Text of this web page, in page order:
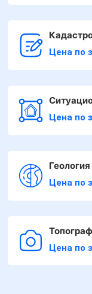
Цена по
Цена по
Цена по
Цена по